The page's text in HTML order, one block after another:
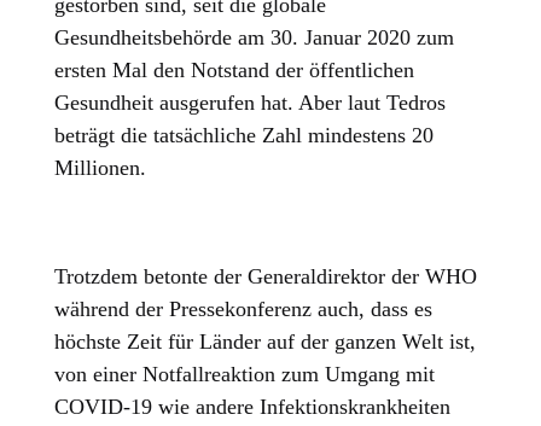
gestorben sind, seit die globale
Gesundheitsbehörde am 30. Januar 2020 zum
ersten Mal den Notstand der öffentlichen
Gesundheit ausgerufen hat. Aber laut Tedros
beträgt die tatsächliche Zahl mindestens 20
Millionen.
Trotzdem betonte der Generaldirektor der WHO
während der Pressekonferenz auch, dass es
höchste Zeit für Länder auf der ganzen Welt ist,
von einer Notfallreaktion zum Umgang mit
COVID-19 wie andere Infektionskrankheiten